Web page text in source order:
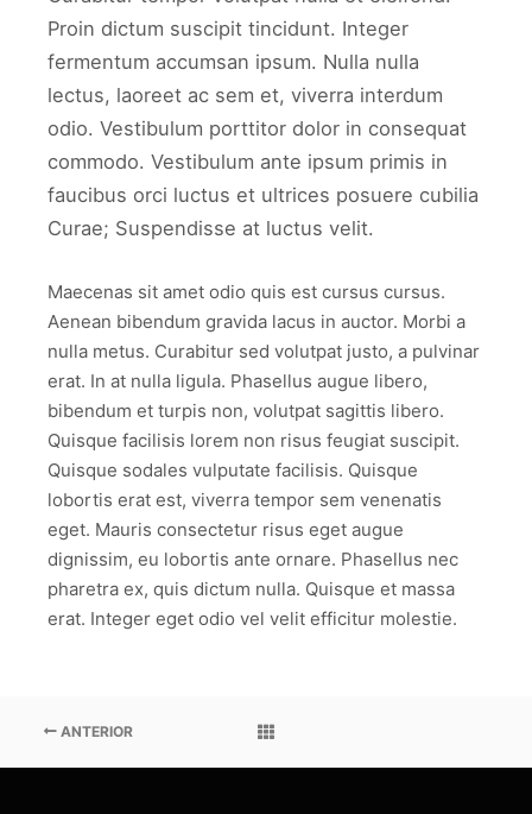
Proin dictum suscipit tincidunt. Integer
fermentum accumsan ipsum. Nulla nulla
lectus, laoreet ac sem et, viverra interdum
odio. Vestibulum porttitor dolor in consequat
commodo. Vestibulum ante ipsum primis in
faucibus orci luctus et ultrices posuere cubilia
Curae; Suspendisse at luctus velit.
Maecenas sit amet odio quis est cursus cursus.
Aenean bibendum gravida lacus in auctor. Morbi a
nulla metus. Curabitur sed volutpat justo, a pulvinar
erat. In at nulla ligula. Phasellus augue libero,
bibendum et turpis non, volutpat sagittis libero.
Quisque facilisis lorem non risus feugiat suscipit.
Quisque sodales vulputate facilisis. Quisque
lobortis erat est, viverra tempor sem venenatis
eget. Mauris consectetur risus eget augue
dignissim, eu lobortis ante ornare. Phasellus nec
pharetra ex, quis dictum nulla. Quisque et massa
erat. Integer eget odio vel velit efficitur molestie.
ANTERIOR